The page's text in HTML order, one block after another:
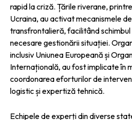
rapid la criză. Țările riverane,
Ucraina, au activat mecanismele
transfrontalieră, facilitând
necesare gestionării situației.
inclusiv Uniunea Europeană și
Internațională, au fost implicate în
coordonarea eforturilor de
logistic și expertiză tehnică.
Echipele de experți din diverse